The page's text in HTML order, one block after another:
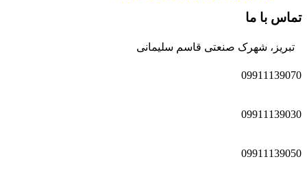
تماس با ما
تبریز، شهرک صنعتی قاسم سلیمانی
09911139070
09911139030
09911139050